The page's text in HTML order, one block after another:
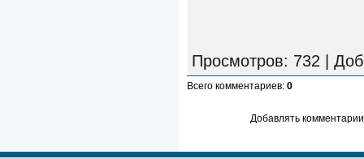
Просмотров: 732 |
Всего комментариев: 0
Добавлять